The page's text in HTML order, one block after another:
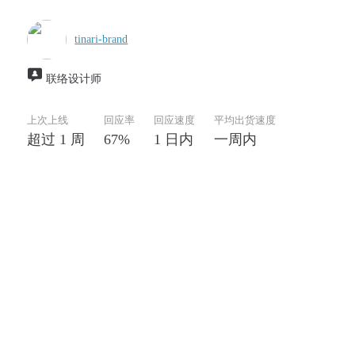
tinari-brand
联络设计师
上次上线
超过 1 周
回应率
67%
回应速度
1 日内
平均出货速度
一周内